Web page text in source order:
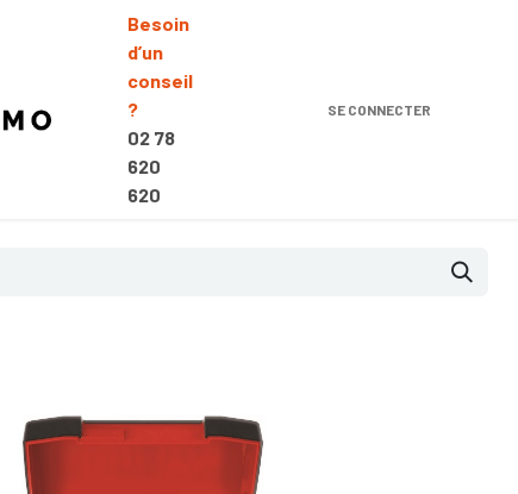
Besoin
d’un
conseil
?
02 78
620
620
SE CONNECTER